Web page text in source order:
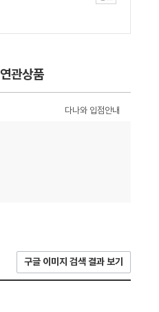
연관상품
다나와 입점안내
구글 이미지 검색 결과 보기